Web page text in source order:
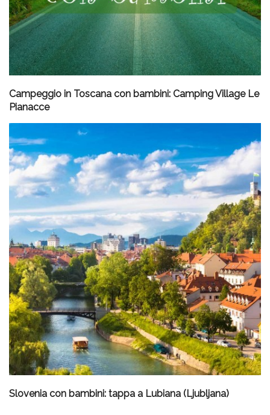
Campeggio in Toscana con bambini: Camping Village Le
Pianacce
Slovenia con bambini: tappa a Lubiana (Ljubljana)